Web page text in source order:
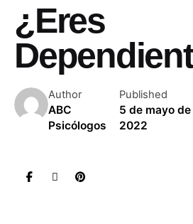
¿Eres
Author
ABC
Psicólogos
Published
5 de mayo de
2022